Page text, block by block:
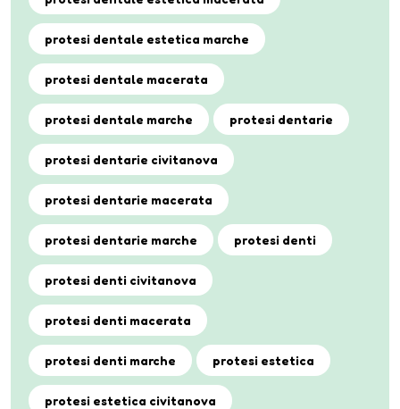
protesi dentale estetica marche
protesi dentale macerata
protesi dentale marche protesi dentarie
protesi dentarie civitanova
protesi dentarie macerata
protesi dentarie marche protesi denti
protesi denti civitanova
protesi denti macerata
protesi denti marche protesi estetica
protesi estetica civitanova